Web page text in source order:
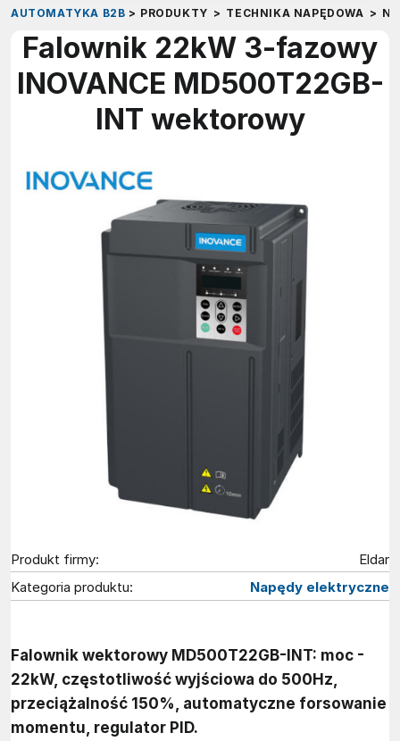
AUTOMATYKA B2B > PRODUKTY > TECHNIKA NAPĘDOWA >
Falownik 22kW 3-fazowy
INOVANCE MD500T22GB-
INT wektorowy
Produkt firmy:
Eldar
Kategoria produktu:
Napędy elektryczne
Falownik wektorowy MD500T22GB-INT: moc -
22kW, częstotliwość wyjściowa do 500Hz,
przeciążalność 150%, automatyczne forsowanie
momentu, regulator PID.